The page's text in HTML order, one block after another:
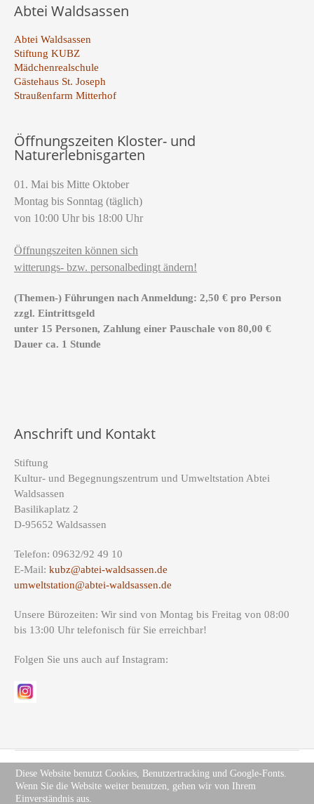
Abtei Waldsassen
Abtei Waldsassen
Stiftung KUBZ
Mädchenrealschule
Gästehaus St. Joseph
Straußenfarm Mitterhof
Öffnungszeiten Kloster- und
Naturerlebnisgarten
01. Mai bis Mitte Oktober
Montag bis Sonntag (täglich)
von 10:00 Uhr bis 18:00 Uhr
Öffnungszeiten können sich
witterungs- bzw. personalbedingt ändern!
(Themen-) Führungen nach Anmeldung: 2,50 € pro Person
zzgl. Eintrittsgeld
unter 15 Personen, Zahlung einer Pauschale von 80,00 €
Dauer ca. 1 Stunde
Anschrift und Kontakt
Stiftung
Kultur- und Begegnungszentrum und Umweltstation Abtei
Waldsassen
Basilikaplatz 2
D-95652 Waldsassen
Telefon: 09632/92 49 10
E-Mail: kubz@abtei-waldsassen.de
umweltstation@abtei-waldsassen.de
Unsere Bürozeiten: Wir sind von Montag bis Freitag von 08:00
bis 13:00 Uhr telefonisch für Sie erreichbar!
Folgen Sie uns auch auf Instagram:
Copyright (c) Site Name 2012. All rights reserved.Impressum
Diese Website benutzt Cookies, Benutzertracking und Google-Fonts.
Wenn Sie die Website weiter benutzen, gehen wir von Ihrem
Einverständnis aus.